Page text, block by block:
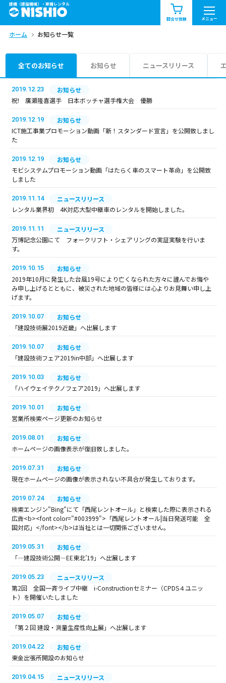
建機（建設機械）・重機レンタル
問合せ依頼 メニュー
商品一覧 お知らせ一覧
問合せ依頼リスト
エリア情報を見る
ホーム お知らせ一覧
全てのお知らせ お知らせ ニュースリリース
2019.12.23
お知らせ
祝! 廣瀬隆喜選手 日本ボッチャ選手権大会 優勝
2019.12.19
お知らせ
ICT施工事業プロモーション動画「新！スタンダード宣言」を公開致しまし
た
2019.12.19
お知らせ
モビシステムプロモーション動画「はたらく車のスマート革命」を公開致
しました
2019.11.14
ニュースリリース
レンタル業界初 4K対応大型中継車のレンタルを開始しました。
2019.11.11
ニュースリリース
万博記念公園にて フォークリフト・シェアリングの実証実験を行いま
す。
2019.10.15
お知らせ
2019年10月に発生した台風19号により亡くなられた方々に謹んでお悔や
み申し上げるとともに、被災された地域の皆様には心よりお見舞い申し上
げます。
2019.10.07
お知らせ
「建設技術展2019近畿」へ出展します
2019.10.07
お知らせ
「建設技術フェア2019in中部」へ出展します
2019.10.03
お知らせ
「ハイウェイテクノフェア2019」へ出展します
2019.10.01
お知らせ
営業所検索ページ更新のお知らせ
2019.08.01
お知らせ
ホームページの画像表示が復旧致しました。
2019.07.31
お知らせ
現在ホームページの画像が表示されない不具合が発生しております。
2019.07.24
お知らせ
検索エンジン"Bing"にて「西尾レントオール」と検索した際に表示される
広告<b><font color="#003999">「西尾レントオール|当日発送可能 全
国対応」</font></b>は当社とは一切関係ございません。
2019.05.31
お知らせ
「―建設技術公開―EE東北’19」へ出展します
2019.05.23
ニュースリリース
第2回 全国一斉ライブ中継 i-Constructionセミナー（CPDS４ユニッ
ト）を開催いたしました
2019.05.07
お知らせ
「第２回 建設・測量生産性向上展」へ出展します
2019.04.22
お知らせ
東金出張所開設のお知らせ
2019.04.15
ニュースリリース